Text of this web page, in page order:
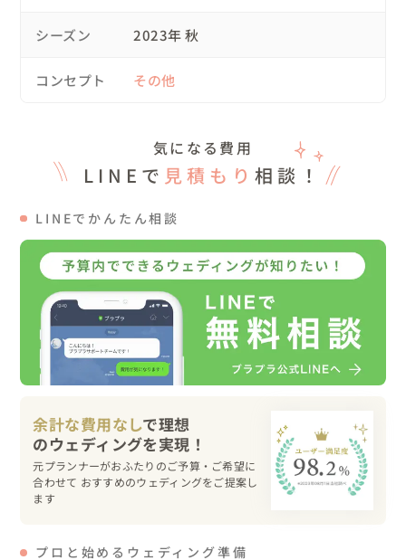
当日は新郎様が車を出して下さりまして、各撮影ポイント
したが
▽お持ち込みされたもの
衣装、バラ
ご希望であれば、ヘアメイクさんやお花屋さんなどのご紹
介もできますので、打ち合わせの際にお気軽にご相談くだ
さい。
▽こんな人におすすめ
い方
・なにか驚かせたい！　そんな漠然としている状況の方
何もイメージが決まっていなくても、安心してご相談くだ
さい。
ます！
シーズン 2023年 秋
コンセプト その他
気になる費用
LINEで 見積もり 相談！
LINEでかんたん相談
余計な費用なしで理想
元プランナーがおふたりのご予算・ご希望に
合わせて おすすめのウェディングをご提案し
ます
プロと始めるウェディング準備